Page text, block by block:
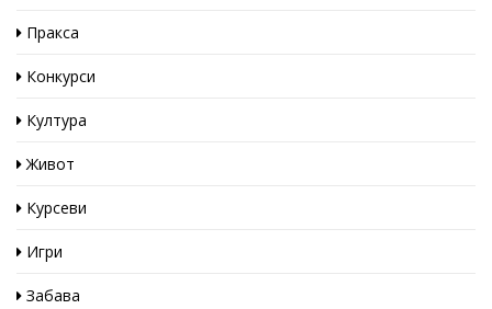
Пракса
Конкурси
Култура
Живот
Курсеви
Игри
Забава